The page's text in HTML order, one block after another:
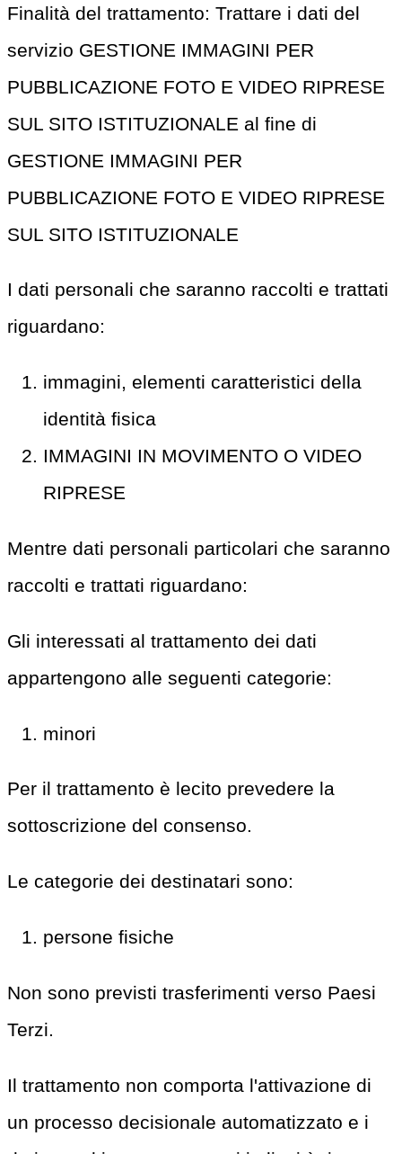
Finalità del trattamento: Trattare i dati del
servizio GESTIONE IMMAGINI PER
PUBBLICAZIONE FOTO E VIDEO RIPRESE
SUL SITO ISTITUZIONALE al fine di
GESTIONE IMMAGINI PER
PUBBLICAZIONE FOTO E VIDEO RIPRESE
SUL SITO ISTITUZIONALE
I dati personali che saranno raccolti e trattati
riguardano:
immagini, elementi caratteristici della
identità fisica
IMMAGINI IN MOVIMENTO O VIDEO
RIPRESE
Mentre dati personali particolari che saranno
raccolti e trattati riguardano:
Gli interessati al trattamento dei dati
appartengono alle seguenti categorie:
minori
Per il trattamento è lecito prevedere la
sottoscrizione del consenso.
Le categorie dei destinatari sono:
persone fisiche
Non sono previsti trasferimenti verso Paesi
Terzi.
Il trattamento non comporta l'attivazione di
un processo decisionale automatizzato e i